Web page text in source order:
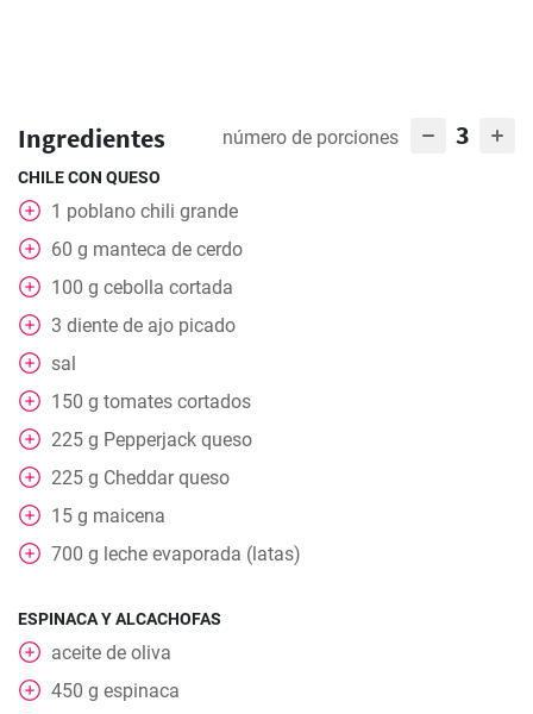
Ingredientes número de porciones 3
CHILE CON QUESO
1 poblano chili grande
60 g manteca de cerdo
100 g cebolla cortada
3 diente de ajo picado
sal
150 g tomates cortados
225 g Pepperjack queso
225 g Cheddar queso
15 g maicena
700 g leche evaporada (latas)
ESPINACA Y ALCACHOFAS
aceite de oliva
450 g espinaca